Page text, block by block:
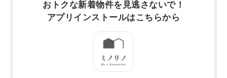
おトクな新着物件を 見逃さないで！
アプリインストールはこちらから